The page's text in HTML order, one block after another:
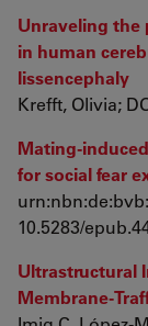
Unraveling the
in human
lissencephaly
Krefft, Olivia;
Mating-
for social fear
10.5283/
Ultrastructural
Membrane-